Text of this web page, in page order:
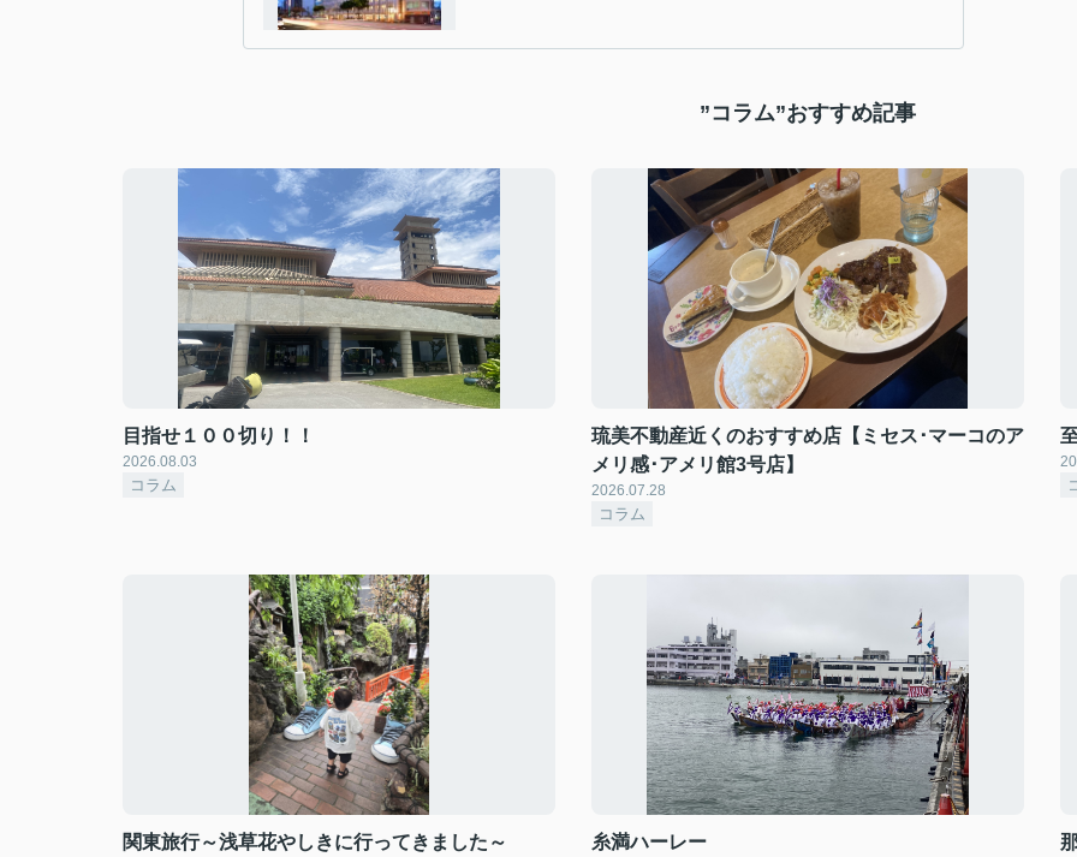
”コラム”おすすめ記事
目指せ１００切り！！
2026.08.03
コラム
琉美不動産近くのおすすめ店【ミセス･マーコのア
メリ感･アメリ館3号店】
2026.07.28
コラム
関東旅行～浅草花やしきに行ってきました～ 糸満ハーレー